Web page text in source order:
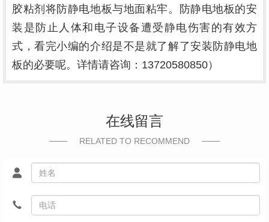
胶粘剂将防静电地板与地面粘牢。防静电地板的安
装是防止人体和电子设备遭受静电伤害的有效方
式，看完小编的介绍是不是就了解了安装防静电地
板的必要呢。详情请咨询：13720580850）
在线留言
RELATED TO RECOMMEND